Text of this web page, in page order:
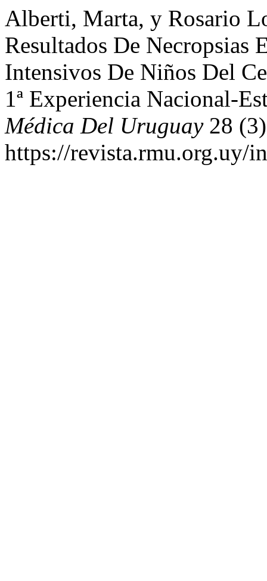
Alberti, Marta, y Rosario
Resultados De Necropsias
Intensivos De Niños Del
1ª Experiencia Nacional-
Médica Del Uruguay28
https://revista.rmu.org.uy/